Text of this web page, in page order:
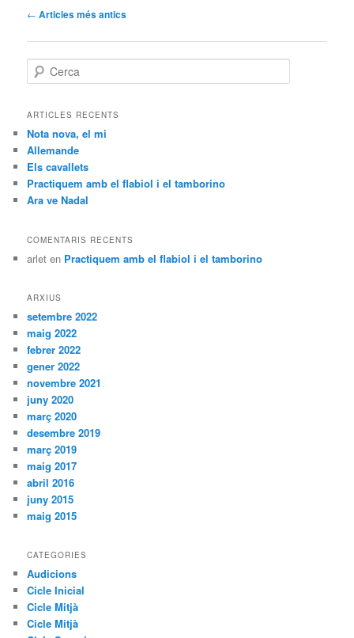
Navegació
articles
← Articles més antics
e
c
ARTICLES RECENTS
Nota nova, el mi
Allemande
Els cavallets
Practiquem amb el flabiol i el tamborino
Ara ve Nadal
COMENTARIS RECENTS
arlet en Practiquem amb el flabiol i el tamborino
ARXIUS
setembre 2022
maig 2022
febrer 2022
gener 2022
novembre 2021
juny 2020
març 2020
desembre 2019
març 2019
maig 2017
abril 2016
juny 2015
maig 2015
CATEGORIES
Audicions
Cicle Inicial
Cicle Mitjà
Cicle Mitjà